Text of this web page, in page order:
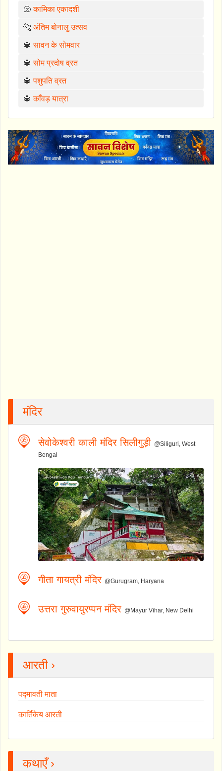
🐚कामिका एकादशी
🐅 अंतिम बोनालु उत्सव
🔱सावन के सोमवार
🔱सोम प्रदोष व्रत
🔱पशुपति व्रत
🔱काँवड़ यात्रा
मंदिर
सेवोकेश्वरी काली मंदिर सिलीगुड़ी @Siliguri, West
Bengal
गीता गायत्री मंदिर @Gurugram, Haryana
उत्तरा गुरुवायुरप्पन मंदिर @Mayur Vihar, New Delhi
आरती ›
पद्मावती माता
कार्तिकेय आरती
कथाएँ ›